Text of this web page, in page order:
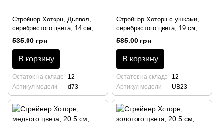
Стрейнер Хоторн, Дьявол,
серебристого цвета, 14 см,
BarTrigger
535.00 грн
В корзину
Остаток на складе
12
Артикул модели
d73
Стрейнер Хоторн с ушками,
серебристого цвета, 19 см,
Urban Bar
585.00 грн
В корзину
Остаток на складе
12
Артикул модели
UB23